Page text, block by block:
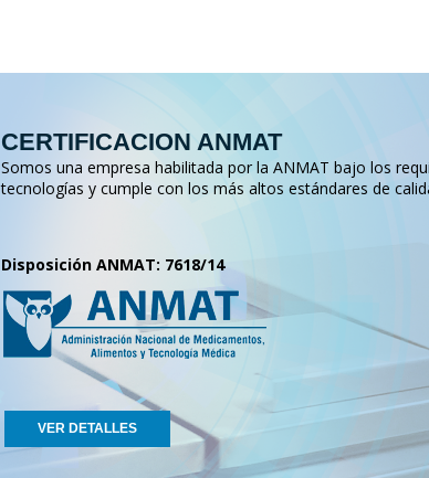
CERTIFICACION ANMAT
Somos una empresa habilitada por la ANMAT bajo los
tecnologías y cumple con los más altos estándares de
Disposición ANMAT: 7618/14
VER DETALLES